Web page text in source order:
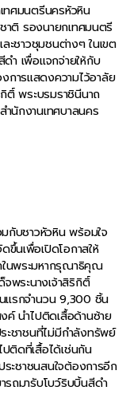
ศมนตรีนครหัวหิน
ติ รองนายกเทศมนตรี
ชาวชุมชนต่างๆ ในเขต
ำ เพื่อแจกจ่ายให้กับ
ารแสดงความไว้อาลัย
ติ์ พระบรมราชินีนาถ
นักงานเทศบาลนคร
กับชาวหัวหิน พร้อมใจ
นเพื่อเปิดโอกาสให้
ในพระมหากรุณาธิคุณ
พระนางเจ้าสิริกิติ์
แรกจำนวน 9,300 ชิ้น
ค์ นำไปติดเสื้อด้านซ้าย
ะชาชนที่ไม่มีกำลังทรัพย์
ปติดที่เสื้อได้เช่นกัน
ระชาชนสนใจต้องการอีก
รถมารับโบว์ริบบิ้นสีดำ